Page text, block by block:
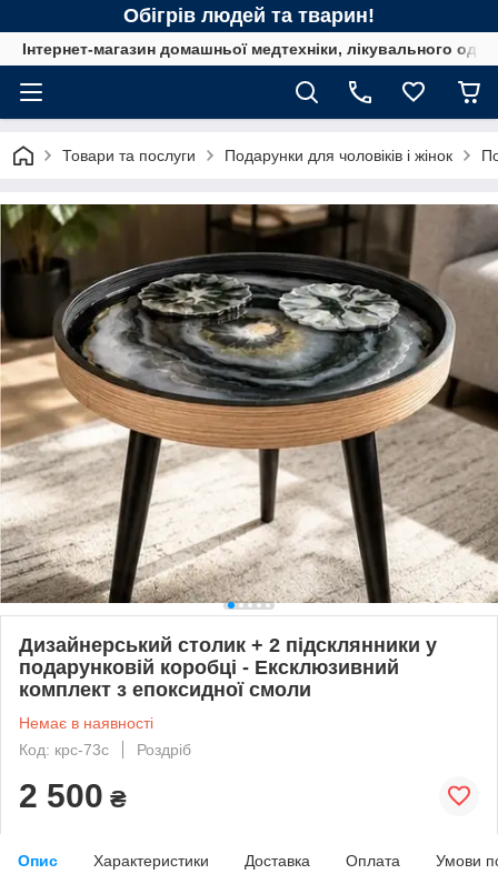
Обігрів людей та тварин!
Інтернет-магазин домашньої медтехніки, лікувального
Товари та послуги Подарунки для чоловіків і жінок
Дизайнерський столик + 2 підсклянники у
подарунковій коробці - Ексклюзивний
комплект з епоксидної смоли
Немає в наявності
Код: крс-73с
Роздріб
2 500 ₴
Опис Характеристики Доставка Оплата Умови